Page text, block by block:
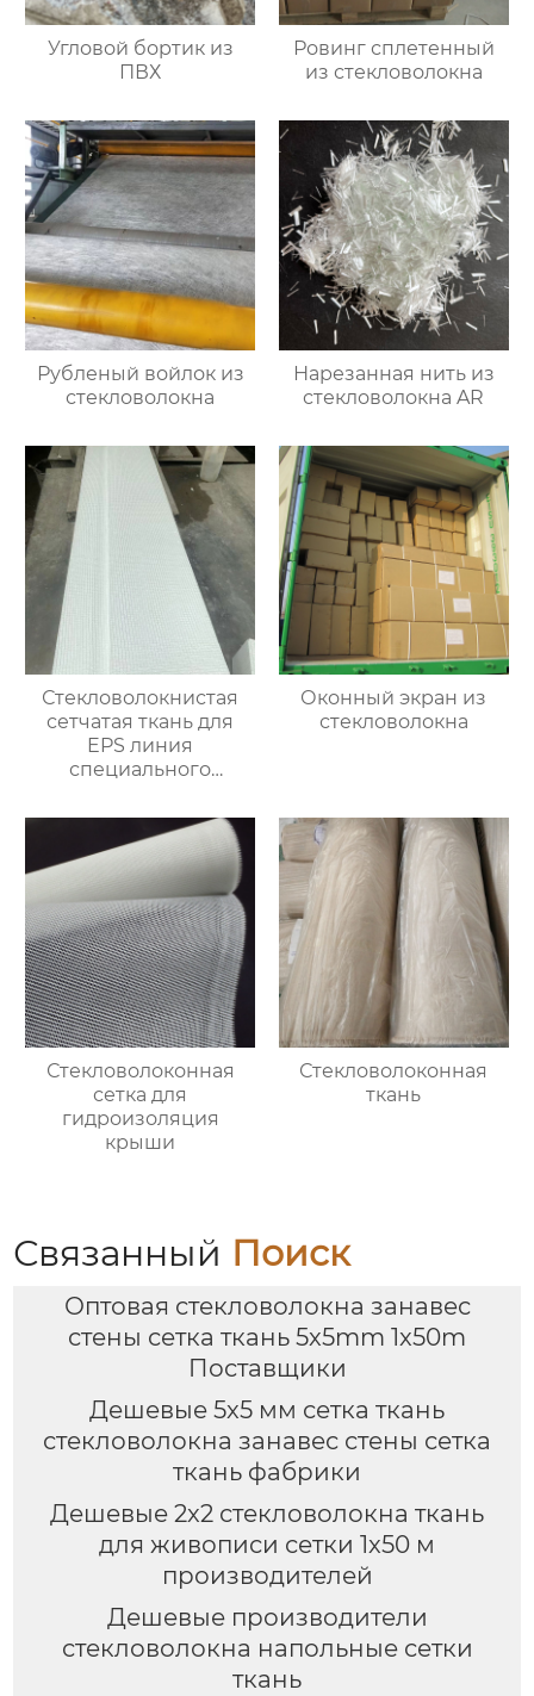
Угловой бортик из
ПВХ
Ровинг сплетенный
из стекловолокна
Рубленый войлок из
стекловолокна
Нарезанная нить из
стекловолокна AR
Стекловолокнистая
сетчатая ткань для
EPS линия
специального
Оконный экран из
стекловолокна
Стекловолоконная
сетка для
гидроизоляция
крыши
Стекловолоконная
ткань
Связанный Поиск
Оптовая стекловолокна занавес
стены сетка ткань 5x5mm 1x50m
Поставщики
Дешевые 5x5 мм сетка ткань
стекловолокна занавес стены сетка
ткань фабрики
Дешевые 2x2 стекловолокна ткань
для живописи сетки 1x50 м
производителей
Дешевые производители
стекловолокна напольные сетки
ткань